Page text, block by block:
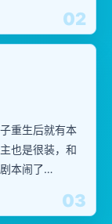
02
03
重生后就有本
也是很装，和
本闹了…